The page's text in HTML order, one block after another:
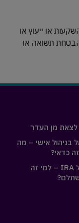
או ייעוץ או
הבטחת תשואה או
לצאת מן העדר
בניהול אישי – מה
כדאי?
קופת גמל IRA – למי זה